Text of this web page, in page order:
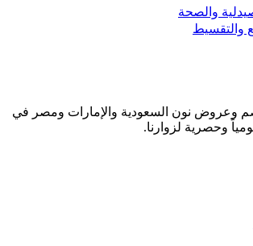
والصحة
والتقسيط
وعروض نون السعودية والإمارات ومصر في
وحصرية لزوارنا.